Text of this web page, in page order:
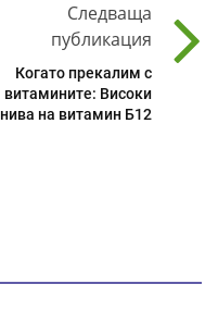
Следваща
публикация
Когато прекалим с
витамините: Високи
нива на витамин Б12